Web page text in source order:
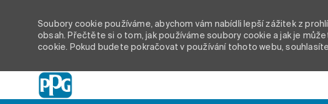
Soubory cookie používáme, abychom vám nabídli lepší zážitek z
obsah. Přečtěte si o tom, jak používáme soubory cookie a jak je
cookie. Pokud budete pokračovat v používání tohoto webu,